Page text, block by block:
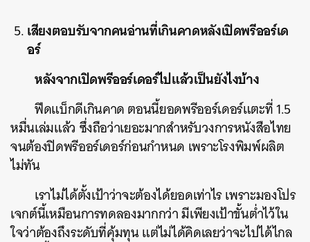
เสียงตอบรับจากคนอ่านที่เกินคาดหลังเปิดพรีออร์เด
อร์
หลังจากเปิดพรีออร์เดอร์ไปแล้วเป็นยังไงบ้าง
ฟีดแบ็กดีเกินคาด ตอนนี้ยอดพรีออร์เดอร์แตะที่ 1.5
หมื่นเล่มแล้ว ซึ่งถือว่าเยอะมากสำหรับวงการหนังสือไทย
จนต้องปิดพรีออร์เดอร์ก่อนกำหนด เพราะโรงพิมพ์ผลิต
ไม่ทัน
เราไม่ได้ตั้งเป้าว่าจะต้องได้ยอดเท่าไร เพราะมองโปร
เจกต์นี้เหมือนการทดลองมากกว่า มีเพียงเป้าขั้นต่ำไว้ใน
ใจว่าต้องถึงระดับที่คุ้มทุน แต่ไม่ได้คิดเลยว่าจะไปได้ไกล